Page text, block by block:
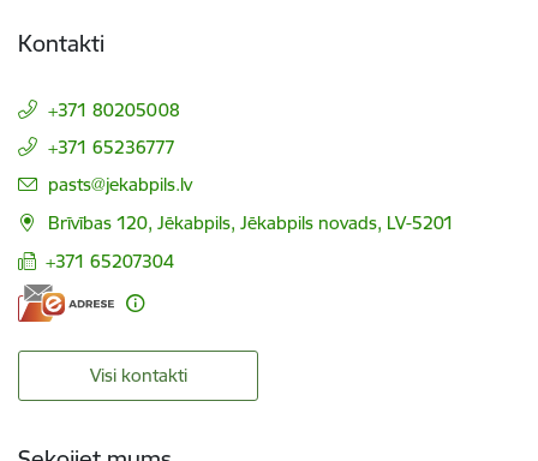
Kontakti
+371 80205008
+371 65236777
E-pasts:
pasts@jekabpils.lv
Brīvības 120, Jēkabpils, Jēkabpils novads, LV-5201
+371 65207304
Visi kontakti